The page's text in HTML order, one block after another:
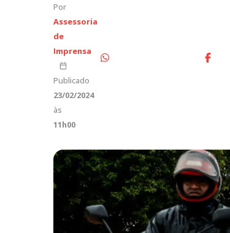
Por
Assessoria
de
Imprensa
Publicado
23/02/2024
às
11h00